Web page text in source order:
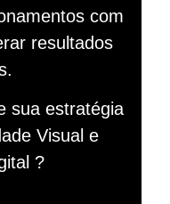
com
resultados
sua estratégia
Visual e
?